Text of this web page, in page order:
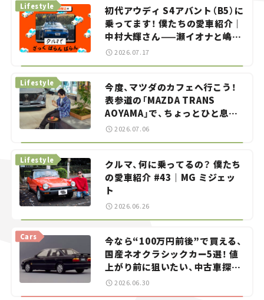
初代アウディ S4アバント（B5）に
乗ってます！ 僕たちの愛車紹介｜
中村大輝さん——瀬イオナと嶋田
智之の「クルマでざっくばらんば
Lifestyle
2026.07.17
今度、マツダのカフェへ行こう！
表参道の「MAZDA TRANS
AOYAMA」で、ちょっとひと息。
——連載｜CCGとクルマでどうす
る？＜第13回＞
Lifestyle
2026.07.06
クルマ、何に乗ってるの？ 僕たち
の愛車紹介 #43｜MG ミジェッ
ト
Lifestyle
2026.06.26
今なら“100万円前後”で買える、
国産ネオクラシックカー5選！ 値
上がり前に狙いたい、中古車探し
をお手伝い――ちょっとイケてるマ
イカー選び #02
Cars
2026.06.30